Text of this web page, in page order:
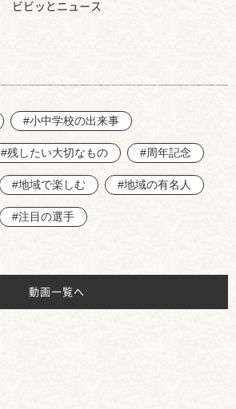
ビビッとニュース
#小中学校の出来事
#残したい大切なもの #周年記念
#地域で楽しむ #地域の有名人
#注目の選手
動画一覧へ